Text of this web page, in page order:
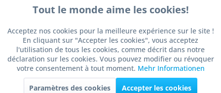
Article n° du
fabricant :
Poids de l'article:
0.15 kg
EAN:
4260573370566
Variante:
sans émetteur
Fonctionnel Actif
Marketing Actif
Tracking Actif
Tout le monde aime les cookies!
Acceptez nos cookies pour la meilleure expérience sur le site !
En cliquant sur "Accepter les cookies", vous acceptez
l'utilisation de tous les cookies, comme décrit dans notre
déclaration sur les cookies. Vous pouvez modifier ou révoquer
votre consentement à tout moment. Mehr Informationen
Paramètres des cookies Accepter les cookies